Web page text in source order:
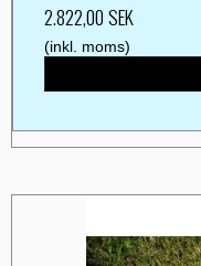
2.822,00 SEK
(inkl. moms)